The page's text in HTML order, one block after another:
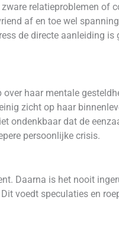
relatieproblemen of
af en toe wel
de directe aanleiding is
haar mentale
zicht op haar
ondenkbaar dat de
persoonlijke crisis.
Daarna is het nooit
voedt speculaties en